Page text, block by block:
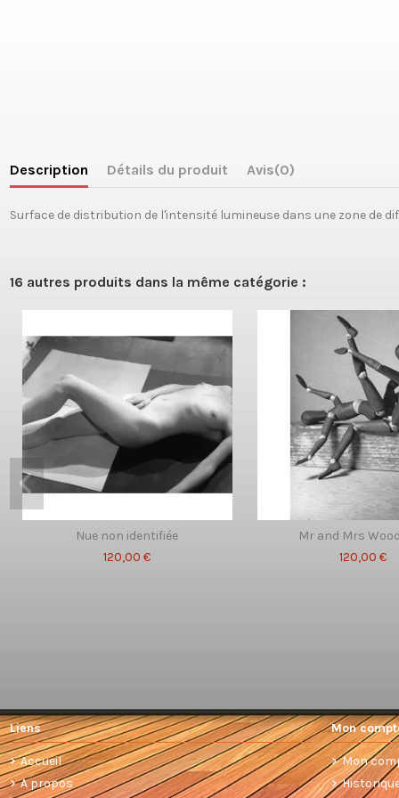
Description Détails du produit Avis(0)
Surface de distribution de l'intensité lumineuse dans une zone de
16 autres produits dans la même catégorie :
Nue non identifiée
120,00 €
Mr and Mrs
120,00 €
Liens
Accueil
A propos
Mon
Mon